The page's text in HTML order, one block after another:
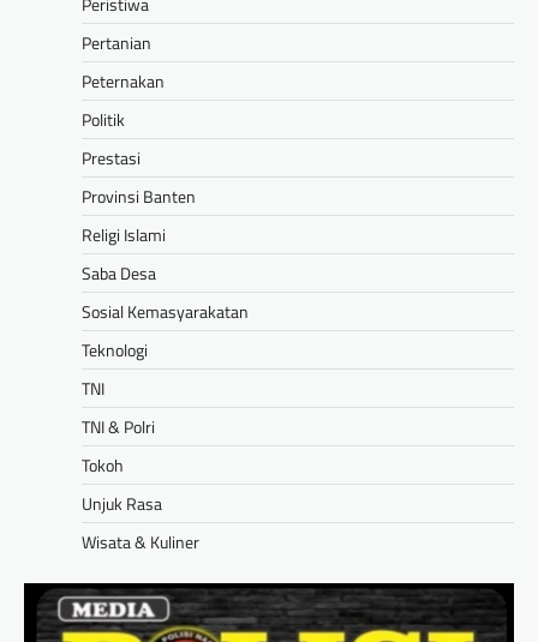
Pertanian
Peternakan
Politik
Prestasi
Provinsi Banten
Religi Islami
Saba Desa
Sosial Kemasyarakatan
Teknologi
TNI
TNI & Polri
Tokoh
Unjuk Rasa
Wisata & Kuliner